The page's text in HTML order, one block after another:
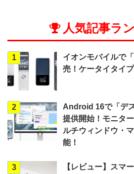
人気記事ラ
1
イオンモバイルで
売！ケータイタイ
2
Android 16で「デ
提供開始！モニタ
ルチウィンドウ・
能！
3
【レビュー】スマ